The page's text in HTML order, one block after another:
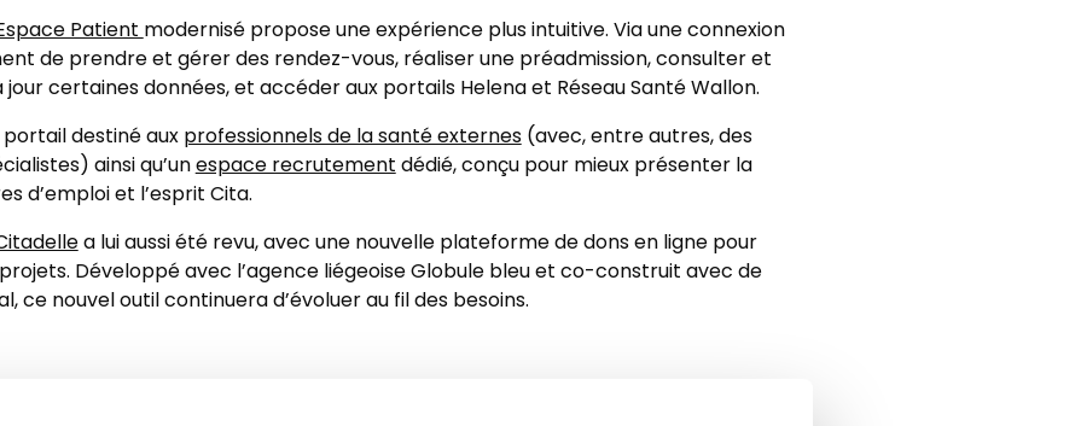
Patientmodernisé propose une expérience plus intuitive. Via une connexion
de prendre et gérer des rendez-vous, réaliser une préadmission, consulter et
certaines données, et accéder aux portails Helena et Réseau Santé Wallon.
destiné auxprofessionnels de la santé externes(avec, entre autres, des
ainsi qu’unespace recrutementdédié, conçu pour mieux présenter la
d’emploi et l’esprit Cita.
a lui aussi été revu, avec une nouvelle plateforme de dons en ligne pour
Développé avec l’agence liégeoise Globule bleu et co-construit avec de
ce nouvel outil continuera d’évoluer au fil des besoins.